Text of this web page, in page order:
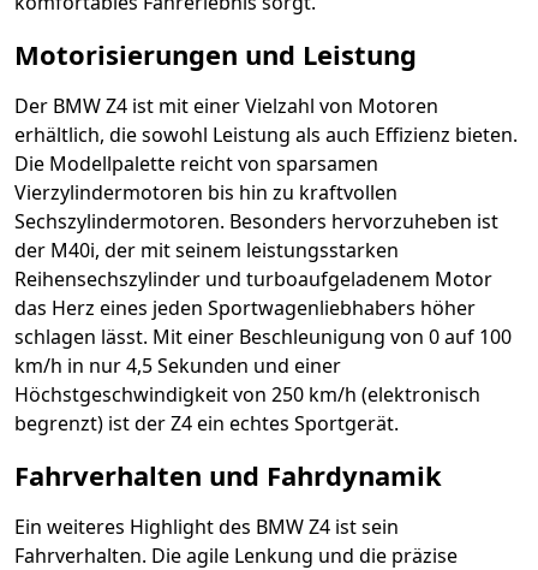
Motorisierungen und Leistung
Der BMW Z4 ist mit einer Vielzahl von Motoren
erhältlich, die sowohl Leistung als auch Effizienz bieten.
Die Modellpalette reicht von sparsamen
Vierzylindermotoren bis hin zu kraftvollen
Sechszylindermotoren. Besonders hervorzuheben ist
der M40i, der mit seinem leistungsstarken
Reihensechszylinder und turboaufgeladenem Motor
das Herz eines jeden Sportwagenliebhabers höher
schlagen lässt. Mit einer Beschleunigung von 0 auf 100
km/h in nur 4,5 Sekunden und einer
Höchstgeschwindigkeit von 250 km/h (elektronisch
begrenzt) ist der Z4 ein echtes Sportgerät.
Fahrverhalten und Fahrdynamik
Ein weiteres Highlight des BMW Z4 ist sein
Fahrverhalten. Die agile Lenkung und die präzise